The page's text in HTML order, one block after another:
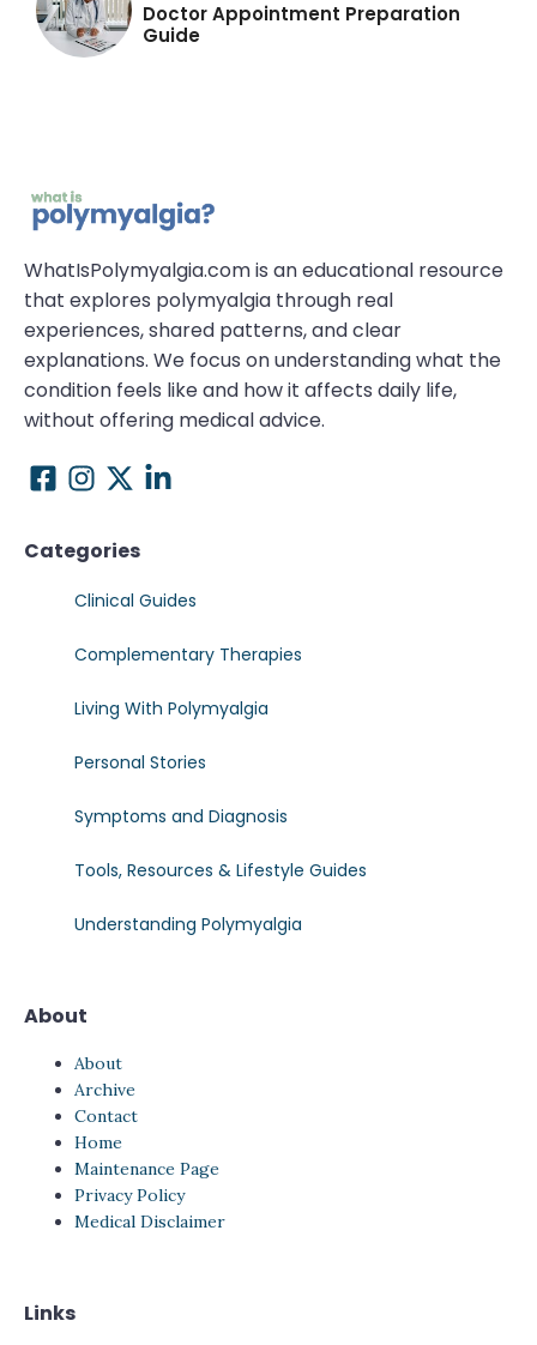
Doctor Appointment Preparation
Guide
WhatIsPolymyalgia.com is an educational resource
that explores polymyalgia through real
experiences, shared patterns, and clear
explanations. We focus on understanding what the
condition feels like and how it affects daily life,
without offering medical advice.
Categories
Clinical Guides
Complementary Therapies
Living With Polymyalgia
Personal Stories
Symptoms and Diagnosis
Tools, Resources & Lifestyle Guides
Understanding Polymyalgia
About
About
Archive
Contact
Home
Maintenance Page
Privacy Policy
Medical Disclaimer
Links